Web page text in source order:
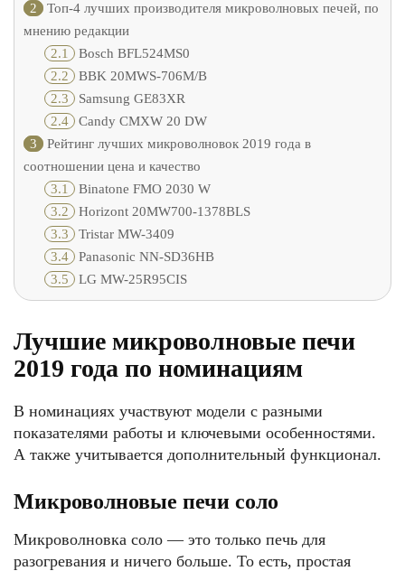
2
Топ-4 лучших производителя микроволновых печей, по
мнению редакции
2.1 Bosch BFL524MS0
2.2 BBK 20MWS-706M/B
2.3 Samsung GE83XR
2.4 Candy CMXW 20 DW
3
Рейтинг лучших микроволновок 2019 года в
соотношении цена и качество
3.1 Binatone FMO 2030 W
3.2 Horizont 20MW700-1378BLS
3.3 Tristar MW-3409
3.4 Panasonic NN-SD36HB
3.5 LG MW-25R95CIS
Лучшие микроволновые печи
2019 года по номинациям
В номинациях участвуют модели с разными
показателями работы и ключевыми особенностями.
А также учитывается дополнительный функционал.
Микроволновые печи соло
Микроволновка соло — это только печь для
разогревания и ничего больше. То есть, простая